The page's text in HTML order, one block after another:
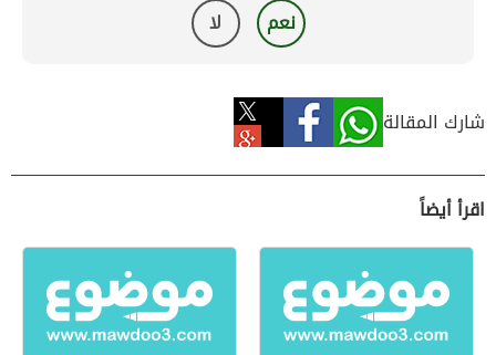
نعم لا
شارك المقالة
اقرأ أيضاً